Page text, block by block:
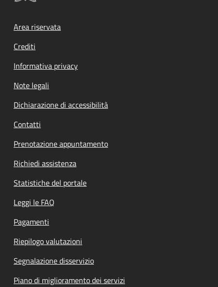
Footer menu
Area riservata
Crediti
Informativa privacy
Note legali
Dichiarazione di accessibilità
Contatti
Prenotazione appuntamento
Richiedi assistenza
Statistiche del portale
Leggi le FAQ
Pagamenti
Riepilogo valutazioni
Segnalazione disservizio
Piano di miglioramento dei servizi